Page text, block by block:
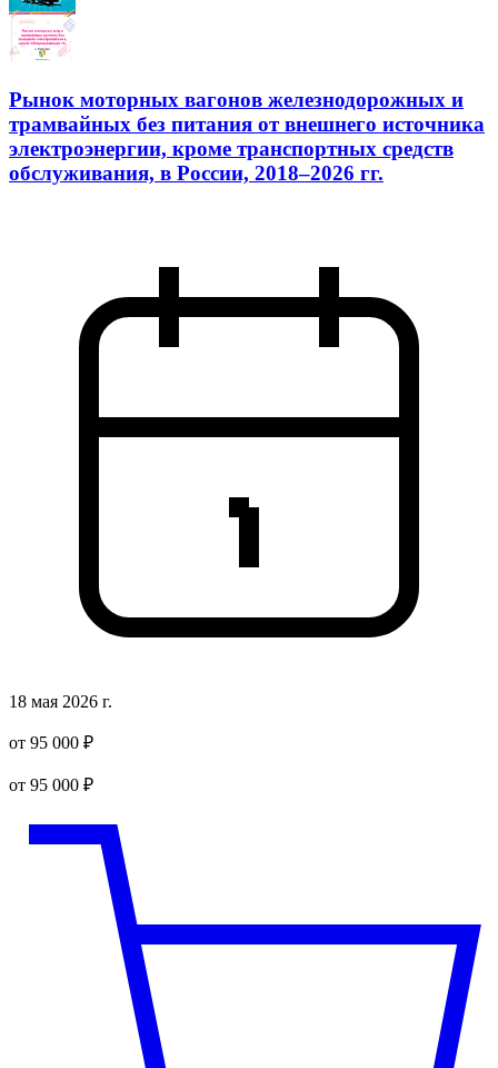
Рынок моторных вагонов железнодорожных и
трамвайных без питания от внешнего источника
электроэнергии, кроме транспортных средств
обслуживания, в России, 2018–2026 гг.
18 мая 2026 г.
от 95 000 ₽
от 95 000 ₽